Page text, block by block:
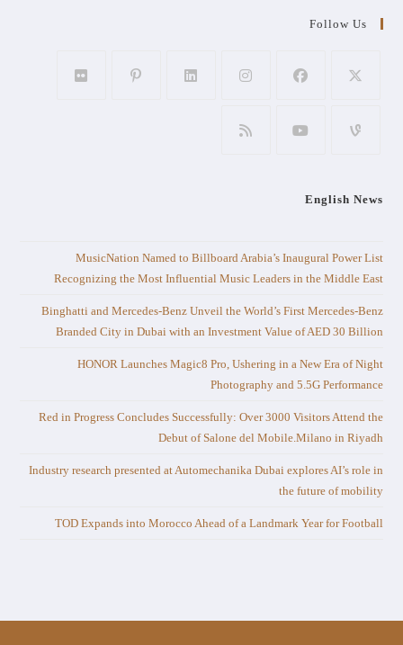
Follow Us
English News
MusicNation Named to Billboard Arabia’s Inaugural Power List
Recognizing the Most Influential Music Leaders in the Middle East
Binghatti and Mercedes-Benz Unveil the World’s First Mercedes-Benz
Branded City in Dubai with an Investment Value of AED 30 Billion
HONOR Launches Magic8 Pro, Ushering in a New Era of Night
Photography and 5.5G Performance
Red in Progress Concludes Successfully: Over 3000 Visitors Attend the
Debut of Salone del Mobile.Milano in Riyadh
Industry research presented at Automechanika Dubai explores AI’s role in
the future of mobility
TOD Expands into Morocco Ahead of a Landmark Year for Football